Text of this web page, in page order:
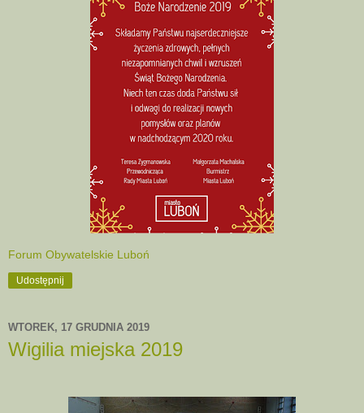
Forum Obywatelskie Luboń
Udostępnij
WTOREK, 17 GRUDNIA 2019
Wigilia miejska 2019